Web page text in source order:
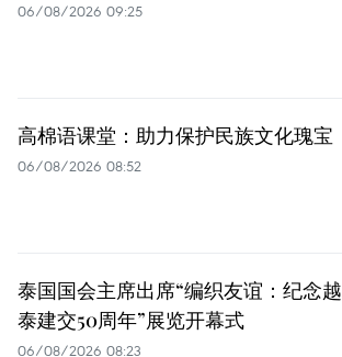
06/08/2026 09:25
高棉语课堂：助力保护民族文化瑰宝
06/08/2026 08:52
泰国国会主席出席“编织友谊：纪念越
泰建交50周年”展览开幕式
06/08/2026 08:23